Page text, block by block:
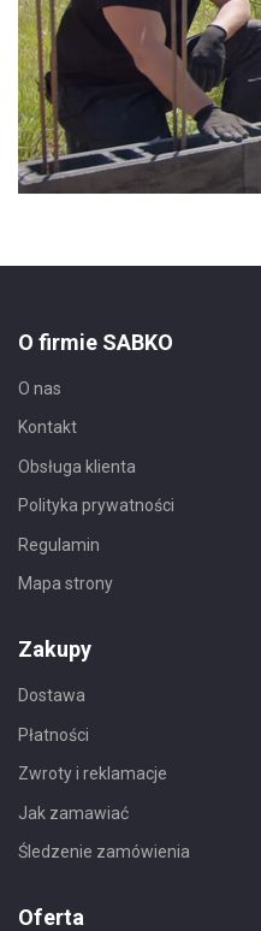
O firmie SABKO
O nas
Kontakt
Obsługa klienta
Polityka prywatności
Regulamin
Mapa strony
Zakupy
Dostawa
Płatności
Zwroty i reklamacje
Jak zamawiać
Śledzenie zamówienia
Oferta